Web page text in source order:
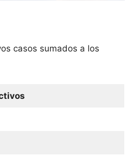
casos sumados a los